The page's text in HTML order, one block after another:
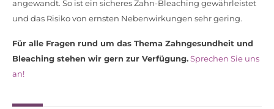
angewandt. So ist ein sicheres Zahn-Bleaching gewährleistet
und das Risiko von ernsten Nebenwirkungen sehr gering.
Für alle Fragen rund um das Thema Zahngesundheit und
Bleaching stehen wir gern zur Verfügung. Sprechen Sie uns
an!